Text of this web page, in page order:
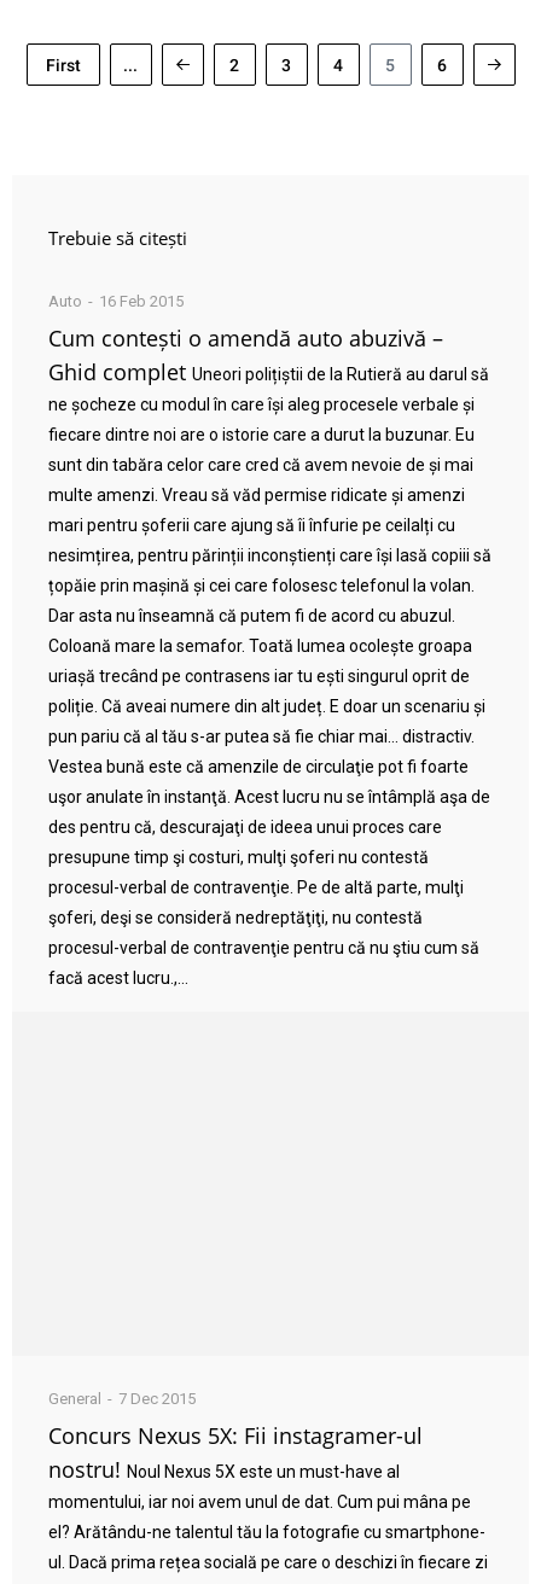
First ... 2 3 4 5 6
Trebuie să citești
Auto 16 Feb 2015
Cum contești o amendă auto abuzivă –
Ghid complet Uneori polițiștii de la Rutieră au darul să
ne șocheze cu modul în care își aleg procesele verbale și
fiecare dintre noi are o istorie care a durut la buzunar. Eu
sunt din tabăra celor care cred că avem nevoie de și mai
multe amenzi. Vreau să văd permise ridicate și amenzi
mari pentru șoferii care ajung să îi înfurie pe ceilalți cu
nesimțirea, pentru părinții inconștienți care își lasă copiii să
țopăie prin mașină și cei care folosesc telefonul la volan.
Dar asta nu înseamnă că putem fi de acord cu abuzul.
Coloană mare la semafor. Toată lumea ocolește groapa
uriașă trecând pe contrasens iar tu ești singurul oprit de
poliție. Că aveai numere din alt județ. E doar un scenariu și
pun pariu că al tău s-ar putea să fie chiar mai… distractiv.
Vestea bună este că amenzile de circulaţie pot fi foarte
uşor anulate în instanţă. Acest lucru nu se întâmplă aşa de
des pentru că, descurajaţi de ideea unui proces care
presupune timp şi costuri, mulţi şoferi nu contestă
procesul-verbal de contravenţie. Pe de altă parte, mulţi
şoferi, deşi se consideră nedreptăţiţi, nu contestă
procesul-verbal de contravenţie pentru că nu ştiu cum să
facă acest lucru.,...
General 7 Dec 2015
Concurs Nexus 5X: Fii instagramer-ul
nostru! Noul Nexus 5X este un must-have al
momentului, iar noi avem unul de dat. Cum pui mâna pe
el? Arătându-ne talentul tău la fotografie cu smartphone-
ul. Dacă prima rețea socială pe care o deschizi în fiecare zi